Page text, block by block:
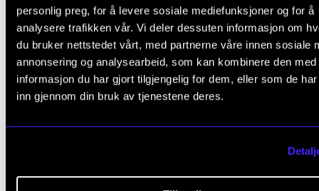
personlig preg, for å levere sosiale mediefunksjoner og for å
analysere trafikken vår. Vi deler dessuten informasjon om
du bruker nettstedet vårt, med partnerne våre innen sosiale
annonsering og analysearbeid, som kan kombinere den med
informasjon du har gjort tilgjengelig for dem, eller som de
inn gjennom din bruk av tjenestene deres.